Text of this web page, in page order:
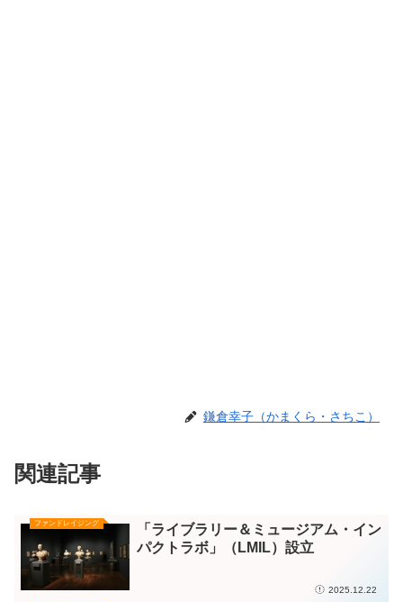
鎌倉幸子（かまくら・さちこ）
関連記事
ファンドレイジング
「ライブラリー＆ミュージアム・イン
パクトラボ」（LMIL）設立
2025.12.22